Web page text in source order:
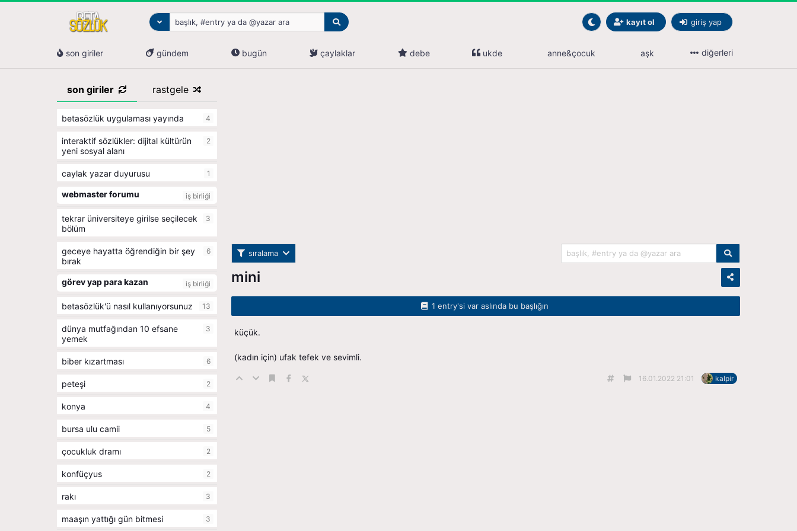
kayıt ol giriş yap
son giriler gündem bugün çaylaklar debe ukde anne&çocuk aşk diğerleri
son giriler rastgele
betasözlük uygulaması yayında 4
i̇nteraktif sözlükler: dijital kültürün
yeni sosyal alanı
2
caylak yazar duyurusu 1
webmaster forumu iş birliği
tekrar üniversiteye girilse seçilecek
bölüm
3
geceye hayatta öğrendiğin bir şey
bırak
6
görev yap para kazan iş birliği
betasözlük'ü nasıl kullanıyorsunuz 13
dünya mutfağından 10 efsane
yemek
3
biber kızartması 6
peteşi 2
konya 4
bursa ulu camii 5
çocukluk dramı 2
konfüçyus 2
rakı 3
maaşın yattığı gün bitmesi 3
sıralama
mini
1 entry'si var aslında bu başlığın
küçük.
(kadın için) ufak tefek ve sevimli.
16.01.2022 21:01 kalpir